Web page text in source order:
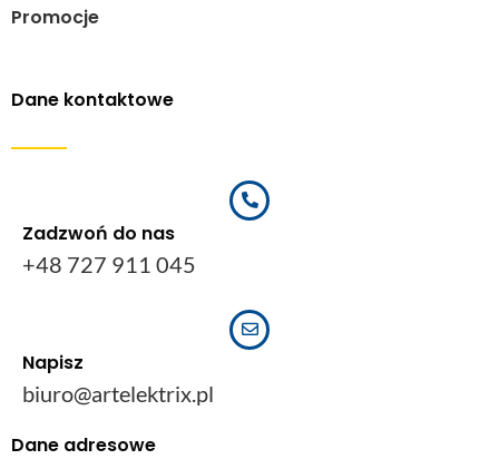
Promocje
Dane kontaktowe
Zadzwoń do nas
+48 727 911 045
Napisz
biuro@artelektrix.pl
Dane adresowe